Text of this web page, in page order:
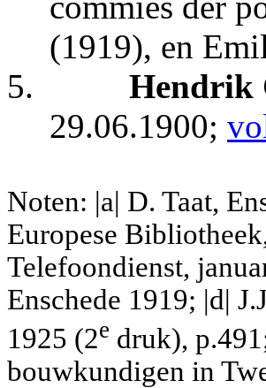
(1919), en
5.
Hendrik
29.06.1900;
Noten: |a| D. Taat,
Europese
Telefoondienst,
Enschede 1919; |d|
1925 (2e druk),
bouwkundigen in